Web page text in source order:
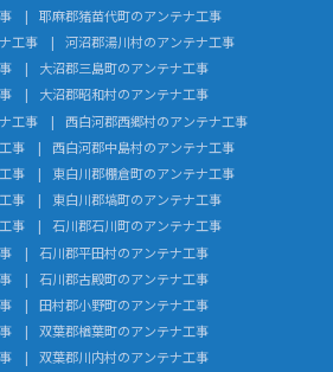
耶麻郡猪苗代町のアンテナ工事
工事
河沼郡湯川村のアンテナ工事
大沼郡三島町のアンテナ工事
大沼郡昭和村のアンテナ工事
工事
西白河郡西郷村のアンテナ工事
事
西白河郡中島村のアンテナ工事
事
東白川郡棚倉町のアンテナ工事
事
東白川郡塙町のアンテナ工事
事
石川郡石川町のアンテナ工事
石川郡平田村のアンテナ工事
石川郡古殿町のアンテナ工事
田村郡小野町のアンテナ工事
双葉郡楢葉町のアンテナ工事
双葉郡川内村のアンテナ工事